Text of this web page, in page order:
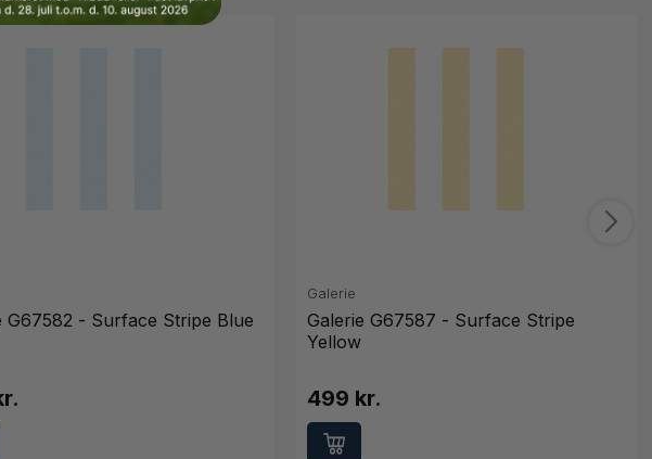
G67582 - Surface Stripe Blue
Galerie
Galerie G67587 - Surface Stripe
Yellow
499 kr.